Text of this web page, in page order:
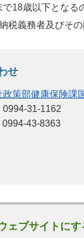
18歳以下となる
税義務者及びその
せ
政策部健康保険課
0994-31-1162
0994-43-8363
ェブサイトに